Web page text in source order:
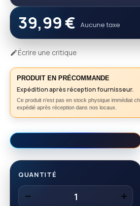
39,99 € Aucune taxe
Écrire une critique
PRODUIT EN PRÉCOMMANDE
Expédition après réception fournisseur.
Ce produit n’est pas en stock physique immédiat
expédié après réception dans nos locaux.
QUANTITÉ